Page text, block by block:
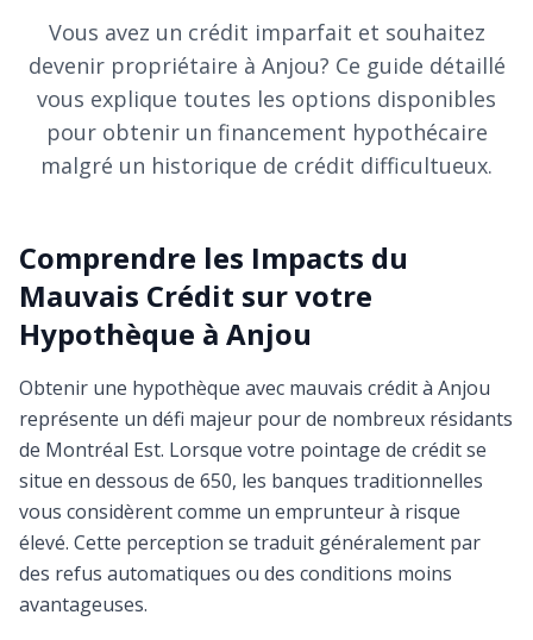
Vous avez un crédit imparfait et souhaitez
devenir propriétaire à Anjou? Ce guide détaillé
vous explique toutes les options disponibles
pour obtenir un financement hypothécaire
malgré un historique de crédit difficultueux.
Comprendre les Impacts du
Mauvais Crédit sur votre
Hypothèque à Anjou
Obtenir une hypothèque avec mauvais crédit à Anjou
représente un défi majeur pour de nombreux résidants
de Montréal Est. Lorsque votre pointage de crédit se
situe en dessous de 650, les banques traditionnelles
vous considèrent comme un emprunteur à risque
élevé. Cette perception se traduit généralement par
des refus automatiques ou des conditions moins
avantageuses.